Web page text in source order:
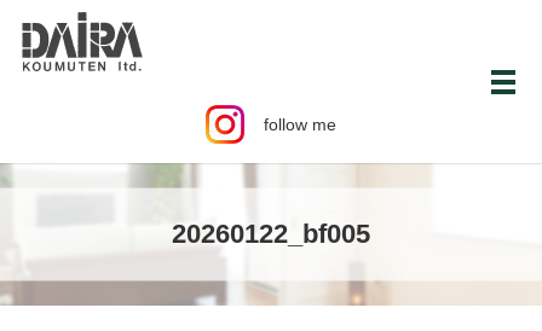
follow me
メ
20260122_bf005